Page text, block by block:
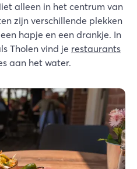
alleen in het centrum van
zijn verschillende plekken
hapje en een drankje. In
Tholen vind je restaurants
aan het water.